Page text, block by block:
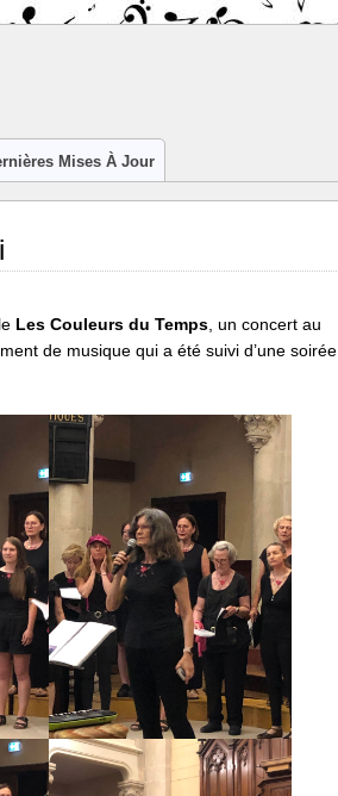
Mises À Jour
Les Couleurs du Temps , un concert au
de musique qui a été suivi d’une soirée